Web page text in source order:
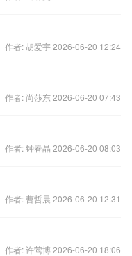
作者: 胡爱宇 2026-06-20 12:24
作者: 尚莎东 2026-06-20 07:43
作者: 钟春晶 2026-06-20 08:03
作者: 曹哲晨 2026-06-20 12:31
作者: 许莺博 2026-06-20 18:06